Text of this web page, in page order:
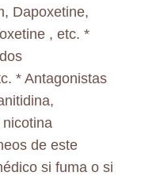
Dapoxetine,
, etc. *
* Antagonistas
de este
si fuma o si